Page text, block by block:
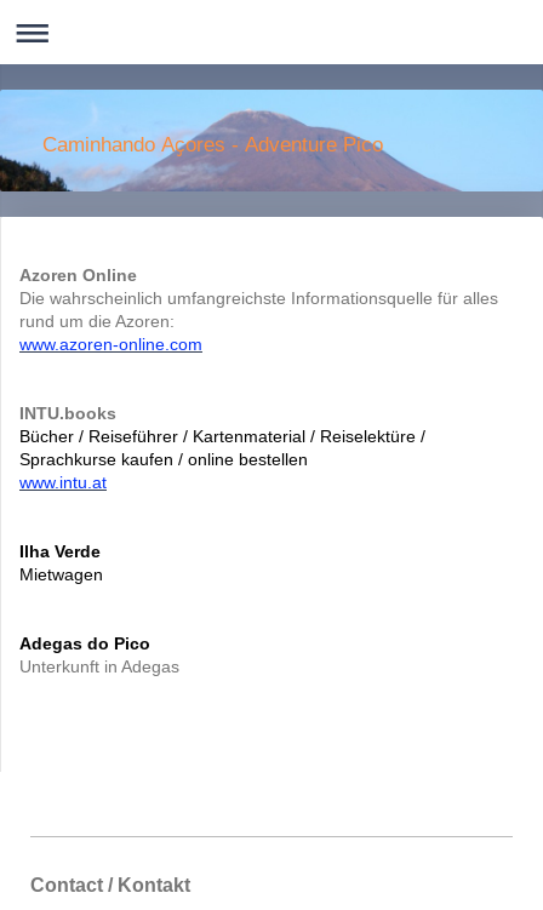
Caminhando Aҫores - Adventure Pico
Azoren Online
Die wahrscheinlich umfangreichste Informationsquelle für alles
rund um die Azoren:
www.azoren-online.com
INTU.books
Bücher / Reiseführer / Kartenmaterial / Reiselektüre /
Sprachkurse kaufen / online bestellen
www.intu.at
Ilha Verde
Mietwagen
Adegas do Pico
Unterkunft in Adegas
Contact / Kontakt